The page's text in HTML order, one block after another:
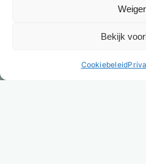
Bekijk
Cookiebeleid